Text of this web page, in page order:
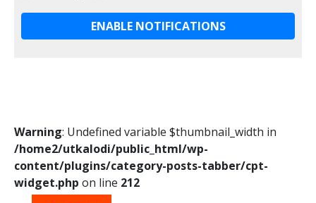
ENABLE NOTIFICATIONS
Warning: Undefined variable $thumbnail_width in
/home2/utkalodi/public_html/wp-
content/plugins/category-posts-tabber/cpt-
widget.php on line 212